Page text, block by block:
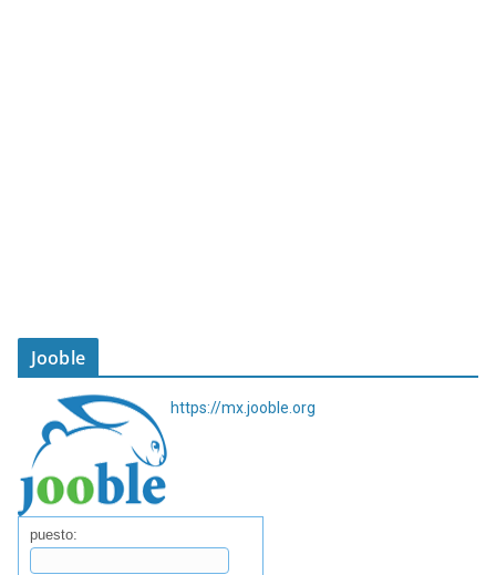
Jooble
https://mx.jooble.org
puesto: